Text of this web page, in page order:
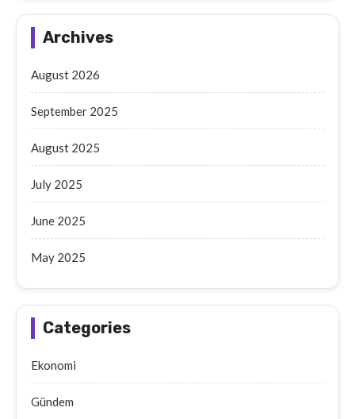
Archives
August 2026
September 2025
August 2025
July 2025
June 2025
May 2025
Categories
Ekonomi
Gündem